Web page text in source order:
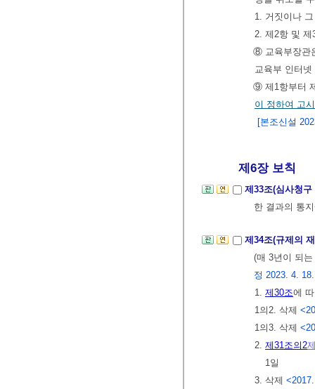
1. 거짓이나
2. 제2항 및 제
⑧ 교육부장관
교육부 인터
⑨ 제1항부터
이 정하여 고
[본조신설
제6장 보칙
제33조(심사청
한 결과의 통
제34조(규제의
(매 3년이 되
정 2023. 4.
1. 제30조에
1의2. 삭제
1의3. 삭제
2. 제31조의2
1일
3. 삭제